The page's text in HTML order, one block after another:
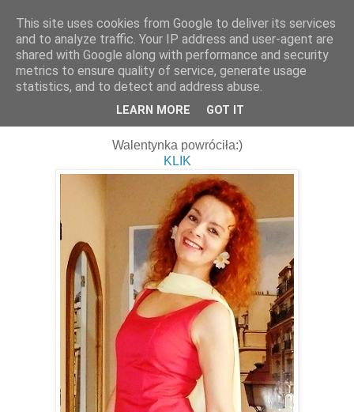
08 lutego 2017
Powrót Walentynki....
Walentynka powróciła:)
KLIK
This site uses cookies from Google to deliver its services
and to analyze traffic. Your IP address and user-agent are
shared with Google along with performance and security
metrics to ensure quality of service, generate usage
statistics, and to detect and address abuse.
LEARN MORE GOT IT